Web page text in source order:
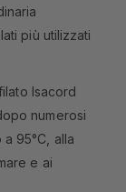
più utilizzati
Isacord
numerosi
95°C, alla
e ai